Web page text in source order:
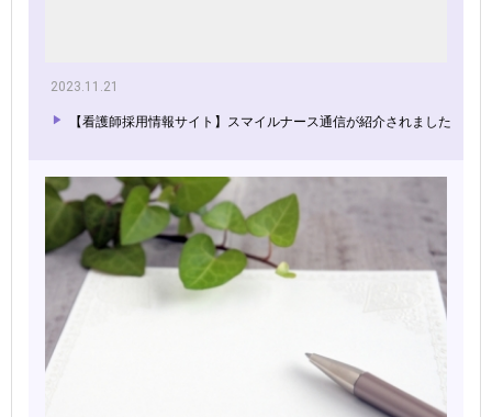
2023.11.21
【看護師採用情報サイト】スマイルナース通信が紹介されました